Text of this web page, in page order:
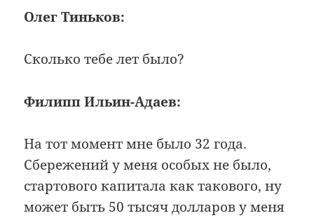
Олег Тиньков:
Сколько тебе лет было?
Филипп Ильин-Адаев:
На тот момент мне было 32 года.
Сбережений у меня особых не было,
стартового капитала как такового, ну
может быть 50 тысяч долларов у меня